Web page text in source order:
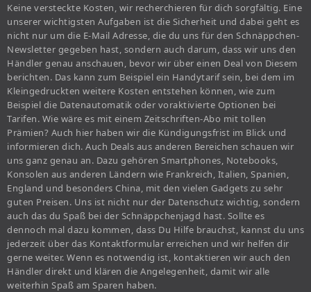
Keine versteckte Kosten, wir recherchieren für dich sorgfältig. Eine
unserer wichtigsten Aufgaben ist die Sicherheit und dabei geht es
nicht nur um die E-Mail Adresse, die du uns für den Schnäppchen-
Newsletter gegeben hast, sondern auch darum, dass wir uns den
Händler genau anschauen, bevor wir über einen Deal von Diesem
berichten. Das kann zum Beispiel ein Handytarif sein, bei dem im
Kleingedruckten weitere Kosten entstehen können, wie zum
Beispiel die Datenautomatik oder voraktivierte Optionen bei
Tarifen. Wie wäre es mit einem Zeitschriften-Abo mit tollen
Prämien? Auch hier haben wir die Kündigungsfrist im Blick und
informieren dich. Auch Deals aus anderen Bereichen schauen wir
uns ganz genau an. Dazu gehören Smartphones, Notebooks,
Konsolen aus anderen Ländern wie Frankreich, Italien, Spanien,
England und besonders China, mit den vielen Gadgets zu sehr
guten Preisen. Uns ist nicht nur der Datenschutz wichtig, sondern
auch das du Spaß bei der Schnäppchenjagd hast. Sollte es
dennoch mal dazu kommen, dass Du Hilfe brauchst, kannst du uns
jederzeit über das Kontaktformular erreichen und wir helfen dir
gerne weiter. Wenn es notwendig ist, kontaktieren wir auch den
Händler direkt und klären die Angelegenheit, damit wir alle
weiterhin Spaß am Sparen haben.